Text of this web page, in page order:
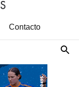
Contacto